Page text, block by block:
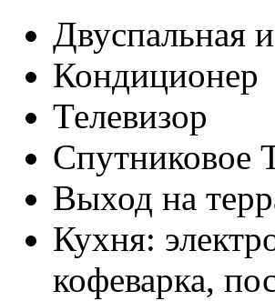
Двуспальная
Кондиционер
Телевизор
Спутниковое
Выход на
Кухня:
кофеварка,